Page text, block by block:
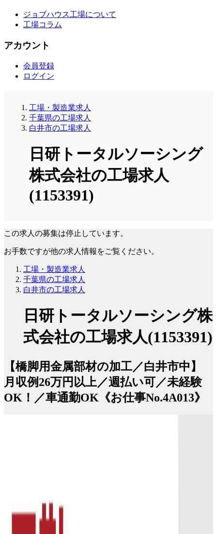
ジョブハウス工場について
工場コラム
アカウント
会員登録
ログイン
工場・製造業求人
千葉県の工場求人
白井市の工場求人
日研トータルソーシング
株式会社の工場求人
(1153391)
この求人の募集は停止しています。
お手数ですが他の求人情報をご覧ください。
工場・製造業求人
千葉県の工場求人
白井市の工場求人
日研トータルソーシング株
式会社の工場求人(1153391)
【橋脚用金属部材の加工／白井市中】
月収例26万円以上／週払い可／未経験
OK！／車通勤OK《お仕事No.4A013》